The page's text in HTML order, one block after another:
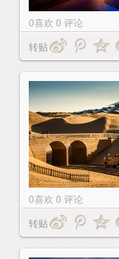
0喜欢 0 评论
转贴
0喜欢 0 评论
转贴